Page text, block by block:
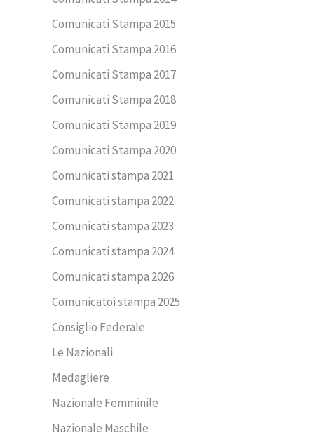
Comunicati Stampa 2015
Comunicati Stampa 2016
Comunicati Stampa 2017
Comunicati Stampa 2018
Comunicati Stampa 2019
Comunicati Stampa 2020
Comunicati stampa 2021
Comunicati stampa 2022
Comunicati stampa 2023
Comunicati stampa 2024
Comunicati stampa 2026
Comunicatoi stampa 2025
Consiglio Federale
Le Nazionali
Medagliere
Nazionale Femminile
Nazionale Maschile